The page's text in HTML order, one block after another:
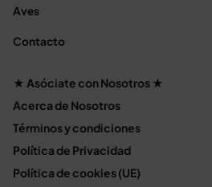
Aves
Contacto
★ Asóciate con Nosotros ★
Acerca de Nosotros
Términos y condiciones
Política de Privacidad
Política de cookies (UE)